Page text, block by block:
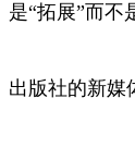
是“拓展”而不
出版社的新媒